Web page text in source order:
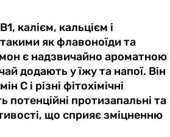
калієм, кальцієм і
як флавоноїди та
є надзвичайно ароматною
додають у їжу та напої. Він
С і різні фітохімічні
потенційні протизапальні та
що сприяє зміцненню